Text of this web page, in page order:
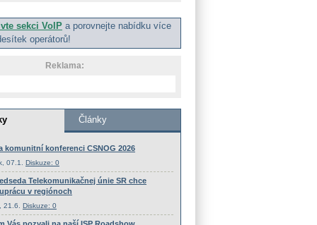
sekci VoIP a porovnejte nabídku více
operátorů!
Reklama: